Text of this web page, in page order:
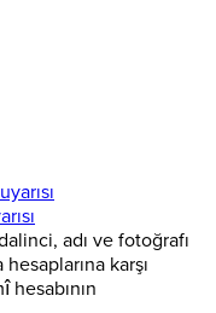
adı ve fotoğrafı
karşı